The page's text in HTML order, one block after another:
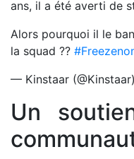
ans, il a été averti de
Alors pourquoi il le
la squad ??
— Kinstaar (@Kinstaar)
Un